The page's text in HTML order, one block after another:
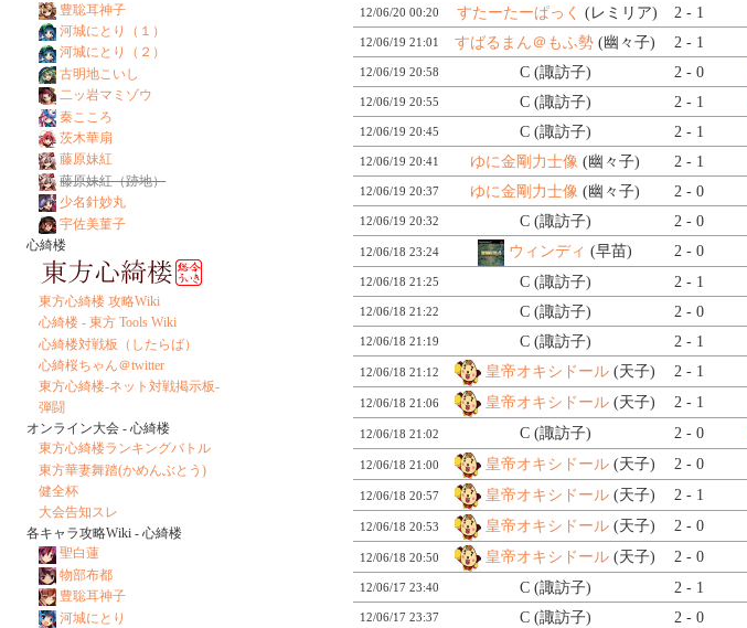
12/06/20 00:20 すたーたーぱっく (レミリア) 2 - 1
12/06/19 21:01 すばるまん＠もふ勢 (幽々子) 2 - 1
12/06/19 20:58 C (諏訪子) 2 - 0
12/06/19 20:55 C (諏訪子) 2 - 1
12/06/19 20:45 C (諏訪子) 2 - 1
12/06/19 20:41 ゆに金剛力士像 (幽々子) 2 - 1
12/06/19 20:37 ゆに金剛力士像 (幽々子) 2 - 0
12/06/19 20:32 C (諏訪子) 2 - 0
12/06/18 23:24 ウィンディ (早苗) 2 - 0
12/06/18 21:25 C (諏訪子) 2 - 1
12/06/18 21:22 C (諏訪子) 2 - 0
12/06/18 21:19 C (諏訪子) 2 - 1
12/06/18 21:12 皇帝オキシドール (天子) 2 - 1
12/06/18 21:06 皇帝オキシドール (天子) 2 - 1
12/06/18 21:02 C (諏訪子) 2 - 0
12/06/18 21:00 皇帝オキシドール (天子) 2 - 0
12/06/18 20:57 皇帝オキシドール (天子) 2 - 1
12/06/18 20:53 皇帝オキシドール (天子) 2 - 0
12/06/18 20:50 皇帝オキシドール (天子) 2 - 0
12/06/17 23:40 C (諏訪子) 2 - 1
12/06/17 23:37 C (諏訪子) 2 - 0
豊聡耳神子
河城にとり（１）
河城にとり（２）
古明地こいし
二ッ岩マミゾウ
秦こころ
茨木華扇
藤原妹紅
藤原妹紅（跡地）
少名針妙丸
宇佐美菫子
心綺楼
東方心綺楼 攻略Wiki
心綺楼 - 東方 Tools Wiki
心綺楼対戦板（したらば）
心綺桜ちゃん＠twitter
東方心綺楼-ネット対戦掲示板-
弾闘
オンライン大会 - 心綺楼
東方心綺楼ランキングバトル
東方華妻舞踏(かめんぶとう)
健全杯
大会告知スレ
各キャラ攻略Wiki - 心綺楼
聖白蓮
物部布都
豊聡耳神子
河城にとり